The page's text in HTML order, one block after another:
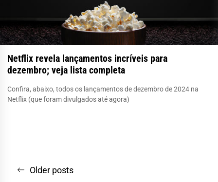
Netflix revela lançamentos incríveis para
dezembro; veja lista completa
Confira, abaixo, todos os lançamentos de dezembro de 2024 na
Netflix (que foram divulgados até agora)
Navegação
Older posts